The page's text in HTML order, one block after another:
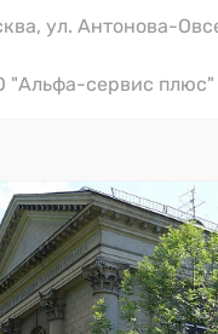
Bespoke
ул. Антонова-
"Альфа-сервис плюс"